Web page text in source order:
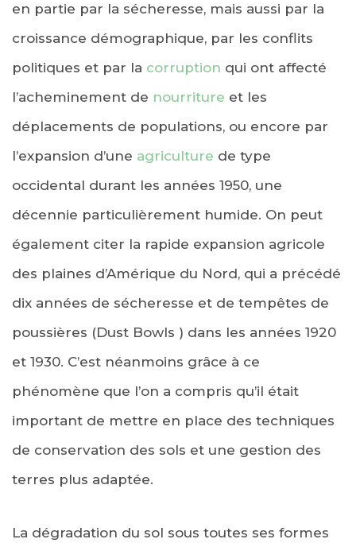
en partie par la sécheresse, mais aussi par la
croissance démographique, par les conflits
politiques et par la corruption qui ont affecté
l’acheminement de nourriture et les
déplacements de populations, ou encore par
l’expansion d’une agriculture de type
occidental durant les années 1950, une
décennie particulièrement humide. On peut
également citer la rapide expansion agricole
des plaines d’Amérique du Nord, qui a précédé
dix années de sécheresse et de tempêtes de
poussières (Dust Bowls ) dans les années 1920
et 1930. C’est néanmoins grâce à ce
phénomène que l’on a compris qu’il était
important de mettre en place des techniques
de conservation des sols et une gestion des
terres plus adaptée.
La dégradation du sol sous toutes ses formes